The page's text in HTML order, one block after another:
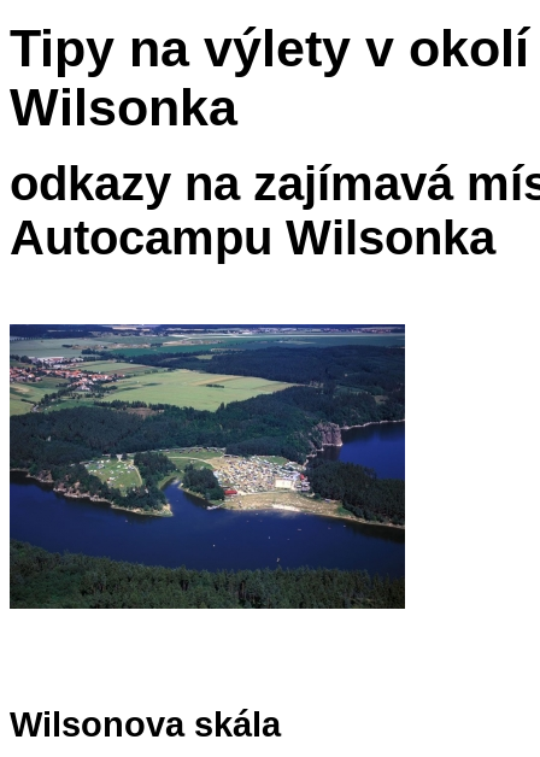
Tipy na výlety v
Wilsonka
odkazy na zajímavá
Autocampu Wilsonka
Wilsonova skála